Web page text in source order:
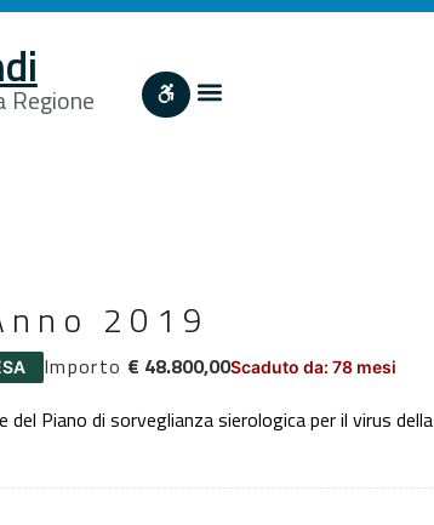
Regione
2019
Importo € 48.800,00Scaduto da: 78 mesi
Piano di sorveglianza sierologica per il virus della